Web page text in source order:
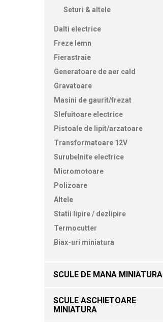
Seturi & altele
Dalti electrice
Freze lemn
Fierastraie
Generatoare de aer cald
Gravatoare
Masini de gaurit/frezat
Slefuitoare electrice
Pistoale de lipit/arzatoare
Transformatoare 12V
Surubelnite electrice
Micromotoare
Polizoare
Altele
Statii lipire / dezlipire
Termocutter
Biax-uri miniatura
SCULE DE MANA MINIATURA
SCULE ASCHIETOARE
MINIATURA